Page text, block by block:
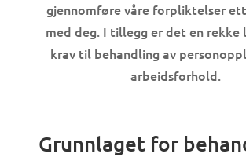
gjennomføre våre forpliktelser
med deg. I tillegg er det en rekke
krav til behandling av
arbeidsforhold.
Grunnlaget for